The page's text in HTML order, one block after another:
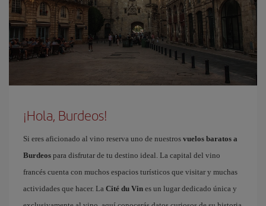
¡Hola, Burdeos!
Si eres aficionado al vino reserva uno de nuestros vuelos baratos a
Burdeos para disfrutar de tu destino ideal. La capital del vino
francés cuenta con muchos espacios turísticos que visitar y muchas
actividades que hacer. La Cité du Vin es un lugar dedicado única y